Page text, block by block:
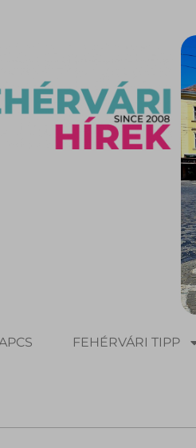
FEHÉRVÁRI TIPP